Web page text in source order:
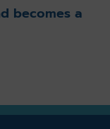
becomes a